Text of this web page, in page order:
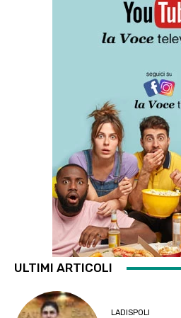
ULTIMI ARTICOLI
LADISPOLI